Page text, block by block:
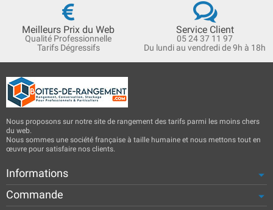
Meilleurs Prix du Web
Qualité Professionnelle
Tarifs Dégressifs
Service Client
05 24 37 11 97
Du lundi au vendredi de 9h à 18h
Nous proposons sur notre site de rangement des tarifs parmi les moins chers
du web.
Nous sommes une société française à taille humaine et nous mettons tout en
œuvre pour satisfaire nos clients.
Informations
Commande